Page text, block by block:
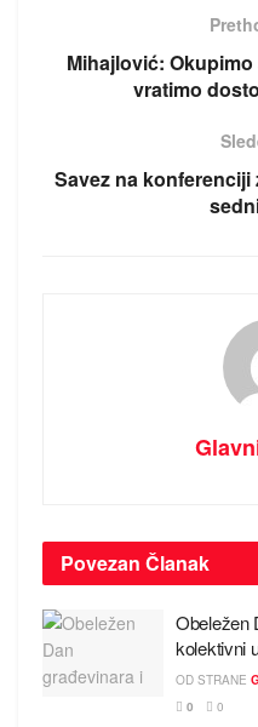
Mihajlović:
vratimo
Savez na
Povezan Članak
Obeležen
kolektivni
OD STRANE
0
0